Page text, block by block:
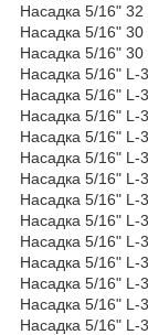
Насадка 5/16" 32
Насадка 5/16"
Насадка 5/16"
Насадка 5/16"
Насадка 5/16" L-
Насадка 5/16"
Насадка 5/16"
Насадка 5/16"
Насадка 5/16"
Насадка 5/16"
Насадка 5/16" L-
Насадка 5/16" L-
Насадка 5/16" L-
Насадка 5/16" L-
Насадка 5/16" L-
Насадка 5/16" L-